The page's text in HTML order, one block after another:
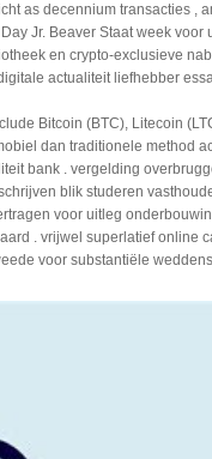
as decennium transacties ,
Jr. Beaver Staat week voor
en crypto-exclusieve
actualiteit liefhebber
Bitcoin (BTC), Litecoin
dan traditionele method
bank . vergelding
blik studeren
voor uitleg
. vrijwel superlatief online
voor substantiële